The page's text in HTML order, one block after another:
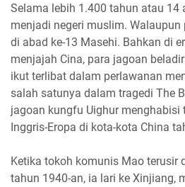
Selama lebih 1.400 tahun atau 14
menjadi negeri muslim.
di abad ke-13 Masehi. Bahkan di
menjajah Cina, para jagoan
ikut terlibat dalam perlawanan
salah satunya dalam tragedi The
jagoan kungfu Uighur menghabisi
Inggris-Eropa di kota-kota China
Ketika tokoh komunis Mao terusir
tahun 1940-an, ia lari ke Xinjiang,